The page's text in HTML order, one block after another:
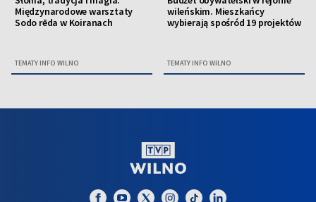
Międzynarodowe warsztaty
Sodo rēda w Koiranach
TEMATY INFO WILNO
wileńskim. Mieszkańcy
wybierają spośród 19 projektów
TEMATY INFO WILNO